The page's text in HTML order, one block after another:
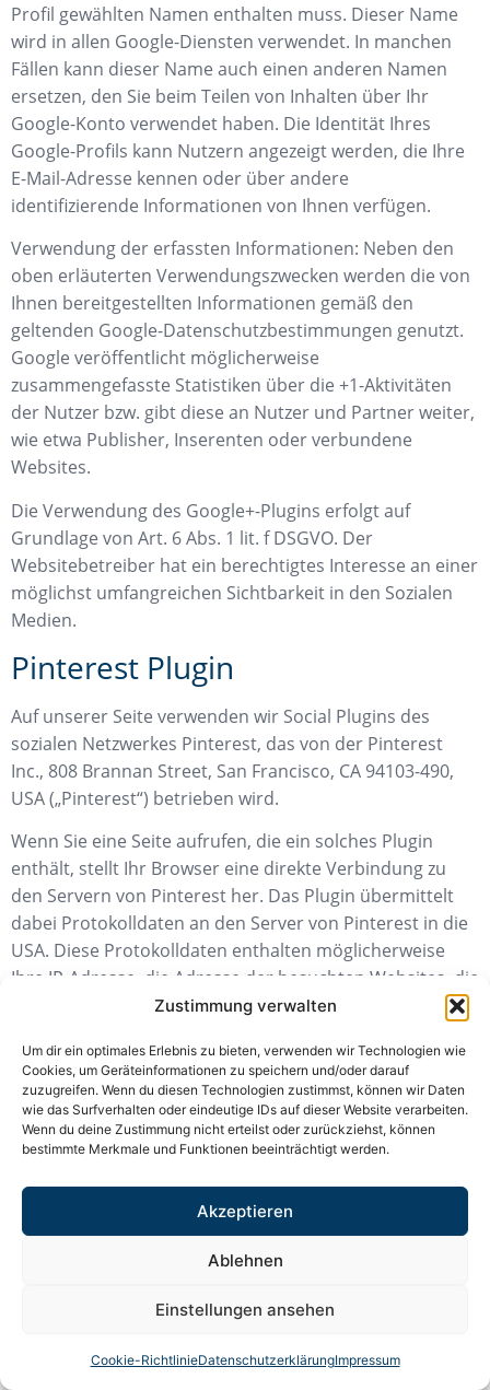
Zustimmung verwalten
Um dir ein optimales Erlebnis zu bieten, verwenden wir Technologien wie
Cookies, um Geräteinformationen zu speichern und/oder darauf
zuzugreifen. Wenn du diesen Technologien zustimmst, können wir Daten
wie das Surfverhalten oder eindeutige IDs auf dieser Website verarbeiten.
Wenn du deine Zustimmung nicht erteilst oder zurückziehst, können
bestimmte Merkmale und Funktionen beeinträchtigt werden.
Akzeptieren
Ablehnen
Einstellungen ansehen
Cookie-RichtlinieDatenschutzerklärungImpressum
Profil gewählten Namen enthalten muss. Dieser Name
wird in allen Google-Diensten verwendet. In manchen
Fällen kann dieser Name auch einen anderen Namen
ersetzen, den Sie beim Teilen von Inhalten über Ihr
Google-Konto verwendet haben. Die Identität Ihres
Google-Profils kann Nutzern angezeigt werden, die Ihre
E-Mail-Adresse kennen oder über andere
identifizierende Informationen von Ihnen verfügen.
Verwendung der erfassten Informationen: Neben den
oben erläuterten Verwendungszwecken werden die von
Ihnen bereitgestellten Informationen gemäß den
geltenden Google-Datenschutzbestimmungen genutzt.
Google veröffentlicht möglicherweise
zusammengefasste Statistiken über die +1-Aktivitäten
der Nutzer bzw. gibt diese an Nutzer und Partner weiter,
wie etwa Publisher, Inserenten oder verbundene
Websites.
Die Verwendung des Google+-Plugins erfolgt auf
Grundlage von Art. 6 Abs. 1 lit. f DSGVO. Der
Websitebetreiber hat ein berechtigtes Interesse an einer
möglichst umfangreichen Sichtbarkeit in den Sozialen
Medien.
Pinterest Plugin
Auf unserer Seite verwenden wir Social Plugins des
sozialen Netzwerkes Pinterest, das von der Pinterest
Inc., 808 Brannan Street, San Francisco, CA 94103-490,
USA („Pinterest“) betrieben wird.
Wenn Sie eine Seite aufrufen, die ein solches Plugin
enthält, stellt Ihr Browser eine direkte Verbindung zu
den Servern von Pinterest her. Das Plugin übermittelt
dabei Protokolldaten an den Server von Pinterest in die
USA. Diese Protokolldaten enthalten möglicherweise
Ihre IP-Adresse, die Adresse der besuchten Websites, die
ebenfalls Pinterest-Funktionen enthalten, Art und
Anfrage, Ihre Verwendungsweise von Pinterest sowie
Cookies.
Die Verwendung des Pinterest-Plugins erfolgt auf
Grundlage von Art. 6 Abs. 1 lit. f DSGVO. Der
Websitebetreiber hat ein berechtigtes Interesse an einer
möglichst umfangreichen Sichtbarkeit in den Sozialen
Medien.
Verarbeitung und Nutzung der Daten durch Pinterest
zum Schutz Ihrer Privatsphäre finden Sie in den